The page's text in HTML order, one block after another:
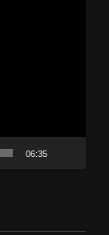
06:35